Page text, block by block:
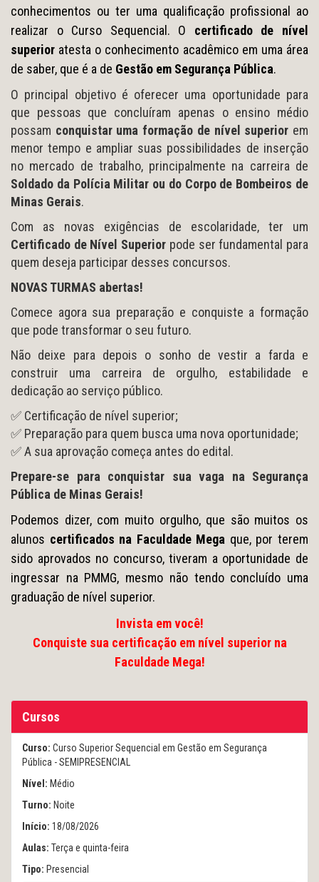
conhecimentos ou ter uma qualificação profissional ao
realizar o Curso Sequencial. O certificado de nível
superior atesta o conhecimento acadêmico em uma área
de saber, que é a de Gestão em Segurança Pública.
O principal objetivo é oferecer uma oportunidade para
que pessoas que concluíram apenas o ensino médio
possam conquistar uma formação de nível superior em
menor tempo e ampliar suas possibilidades de inserção
no mercado de trabalho, principalmente na carreira de
Soldado da Polícia Militar ou do Corpo de Bombeiros de
Minas Gerais.
Com as novas exigências de escolaridade, ter um
Certificado de Nível Superior pode ser fundamental para
quem deseja participar desses concursos.
NOVAS TURMAS abertas!
Comece agora sua preparação e conquiste a formação
que pode transformar o seu futuro.
Não deixe para depois o sonho de vestir a farda e
construir uma carreira de orgulho, estabilidade e
dedicação ao serviço público.
✅ Certificação de nível superior;
✅ Preparação para quem busca uma nova oportunidade;
✅ A sua aprovação começa antes do edital.
Prepare-se para conquistar sua vaga na Segurança
Pública de Minas Gerais!
Podemos dizer, com muito orgulho, que são muitos os
alunos certificados na Faculdade Mega que, por terem
sido aprovados no concurso, tiveram a oportunidade de
ingressar na PMMG, mesmo não tendo concluído uma
graduação de nível superior.
Invista em você!
Conquiste sua certificação em nível superior na
Faculdade Mega!
Cursos
Curso: Curso Superior Sequencial em Gestão em Segurança
Pública - SEMIPRESENCIAL
Nível: Médio
Turno: Noite
Início: 18/08/2026
Aulas: Terça e quinta-feira
Tipo: Presencial